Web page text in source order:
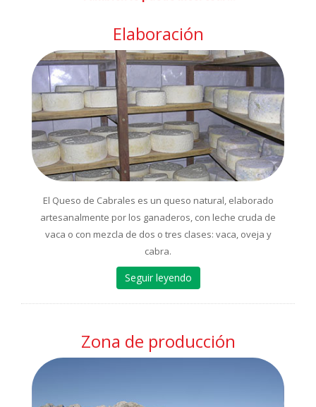
Elaboración
El Queso de Cabrales es un queso natural, elaborado
artesanalmente por los ganaderos, con leche cruda de
vaca o con mezcla de dos o tres clases: vaca, oveja y
cabra.
Seguir leyendo
Zona de producción